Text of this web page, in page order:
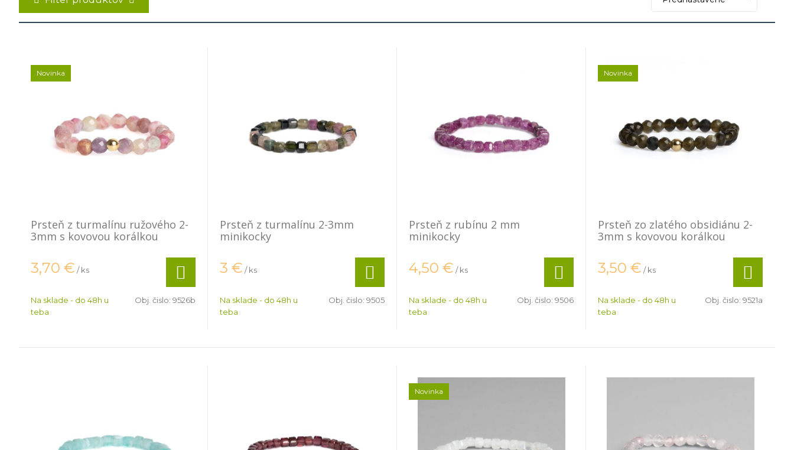
Prsteň z turmalínu ružového 2-
3mm s kovovou korálkou
Novinka
3,70 € / ks
Na sklade - do 48h u
teba
Obj. čislo: 9526b
Prsteň z turmalínu 2-3mm
minikocky
3 € / ks
Na sklade - do 48h u
teba
Obj. čislo: 9505
Prsteň z rubínu 2 mm
minikocky
4,50 € / ks
Na sklade - do 48h u
teba
Obj. čislo: 9506
Prsteň zo zlatého obsidiánu 2-
3mm s kovovou korálkou
Novinka
3,50 € / ks
Na sklade - do 48h u
teba
Obj. čislo: 9521a
Novinka